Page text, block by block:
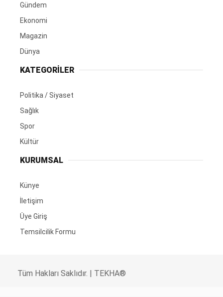
Gündem
Ekonomi
Magazin
Dünya
KATEGORİLER
Politika / Siyaset
Sağlık
Spor
Kültür
KURUMSAL
Künye
İletişim
Üye Giriş
Temsilcilik Formu
Tüm Hakları Saklıdır. | TEKHA®